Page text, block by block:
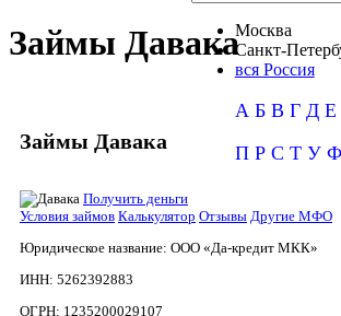
Москва
Санкт-
вся Россия
А Б В Г Д Е
П Р С Т У Ф
Займы Давака
Займы Давака
Получить деньги
Условия займов Калькулятор Отзывы Другие МФО
Юридическое название: ООО «Да-кредит МКК»
ИНН: 5262392883
ОГРН: 1235200029107